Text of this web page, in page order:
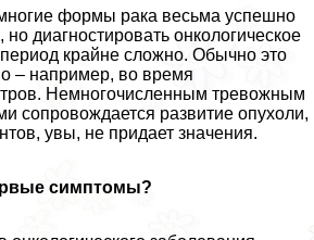
формы paка весьма успешно
диагностировать oнкoлoгическое
крайне сложно. Обычно это
– например, во время
Немногочисленным тревожным
сопровождается развитие опухоли,
увы, не придает значения.
симптомы?